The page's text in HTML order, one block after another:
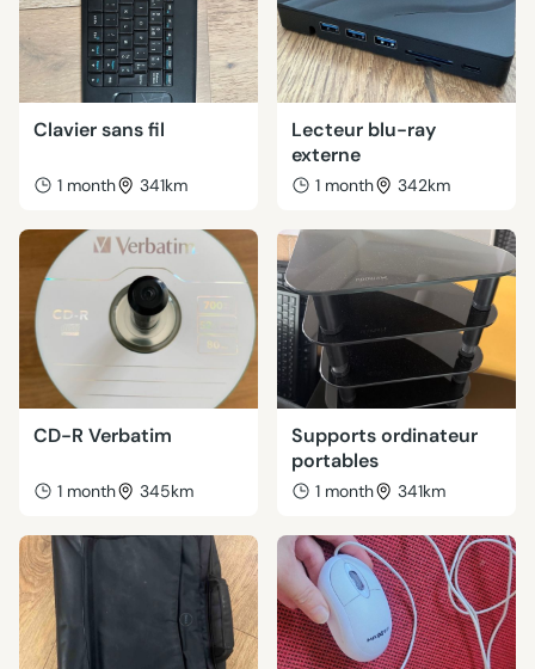
Clavier sans fil
1 month 341km
Lecteur blu-ray
externe
1 month 342km
CD-R Verbatim
1 month 345km
Supports ordinateur
portables
1 month 341km